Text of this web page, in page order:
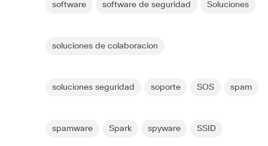
software software de seguridad Soluciones
soluciones de colaboracion
soluciones seguridad soporte SOS spam
spamware Spark spyware SSID